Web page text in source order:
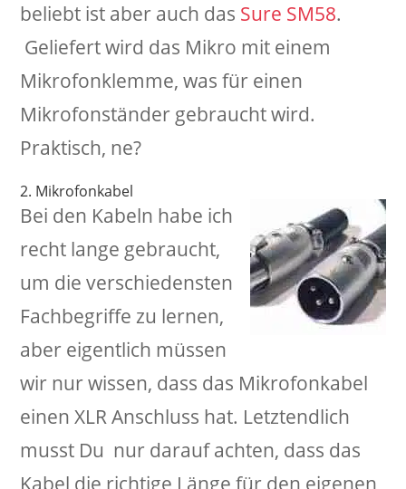
beliebt ist aber auch das Sure SM58.
Geliefert wird das Mikro mit einem
Mikrofonklemme, was für einen
Mikrofonständer gebraucht wird.
Praktisch, ne?
2. Mikrofonkabel
Bei den Kabeln habe ich
recht lange gebraucht,
um die verschiedensten
Fachbegriffe zu lernen,
aber eigentlich müssen
wir nur wissen, dass das Mikrofonkabel
einen XLR Anschluss hat. Letztendlich
musst Du nur darauf achten, dass das
Kabel die richtige Länge für den eigenen